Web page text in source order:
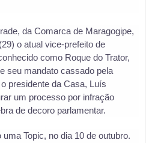
da Comarca de Maragogipe,
o atual vice-prefeito de
como Roque do Trator,
seu mandato cassado pela
presidente da Casa, Luís
um processo por infração
de decoro parlamentar.
Topic, no dia 10 de outubro.